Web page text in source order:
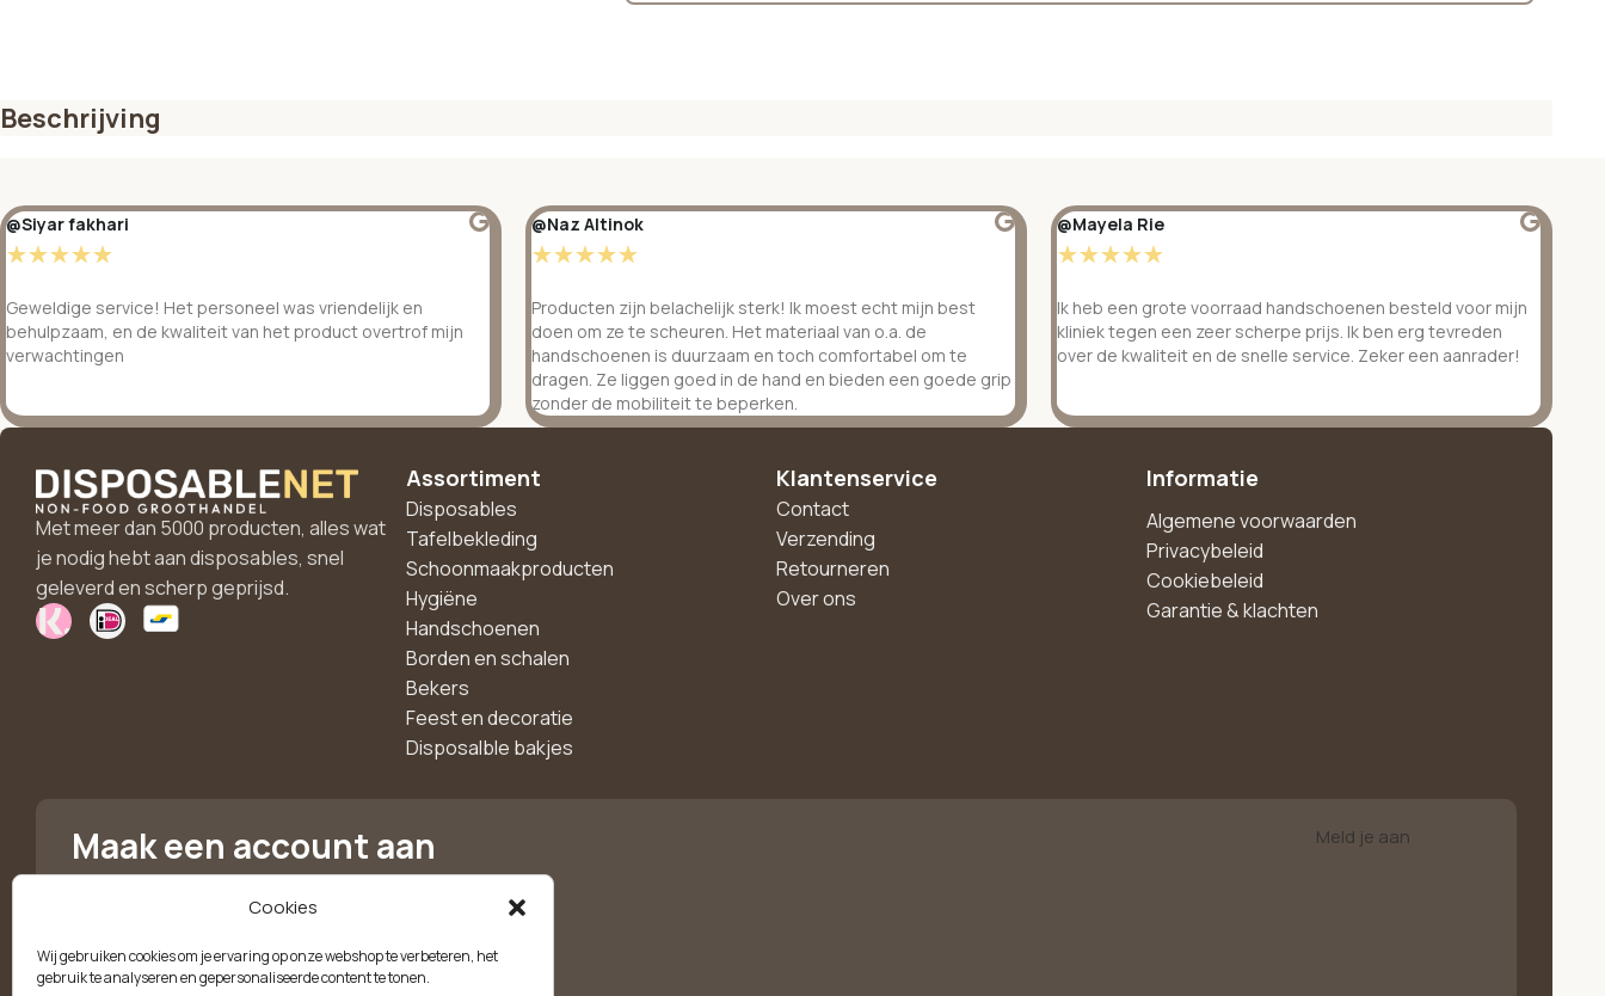
Cookies
Wij gebruiken cookies om je ervaring op onze webshop te verbeteren, het
gebruik te analyseren en gepersonaliseerde content te tonen.
Beschrijving
@Siyar fakhari
☆☆☆☆☆
Geweldige service! Het personeel was vriendelijk en
behulpzaam, en de kwaliteit van het product overtrof mijn
verwachtingen
@Naz Altinok
☆☆☆☆☆
Producten zijn belachelijk sterk! Ik moest echt mijn best
doen om ze te scheuren. Het materiaal van o.a. de
handschoenen is duurzaam en toch comfortabel om te
dragen. Ze liggen goed in de hand en bieden een goede grip
zonder de mobiliteit te beperken.
@Mayela Rie
☆☆☆☆☆
Ik heb een grote voorraad handschoenen besteld voor mijn
kliniek tegen een zeer scherpe prijs. Ik ben erg tevreden
over de kwaliteit en de snelle service. Zeker een aanrader!
Met meer dan 5000 producten, alles wat
je nodig hebt aan disposables, snel
geleverd en scherp geprijsd.
Assortiment
Disposables
Tafelbekleding
Schoonmaakproducten
Hygiëne
Handschoenen
Borden en schalen
Bekers
Feest en decoratie
Disposalble bakjes
Klantenservice
Contact
Verzending
Retourneren
Over ons
Informatie
Algemene voorwaarden
Privacybeleid
Cookiebeleid
Garantie & klachten
Maak een account aan
voor 10% korting!
aanbiedingen, nieuwe producten en handige tips.
Meld je aan